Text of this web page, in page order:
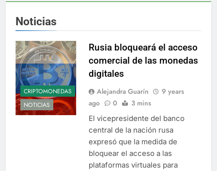
Noticias
CRIPTOMONEDAS
NOTICIAS
Rusia bloqueará el acceso
comercial de las monedas
digitales
Alejandra Guarín
9 years
ago
0 3 mins
El vicepresidente del banco
central de la nación rusa
expresó que la medida de
bloquear el acceso a las
plataformas virtuales para